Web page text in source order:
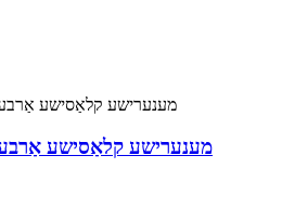
מענערישע קלאַסישע